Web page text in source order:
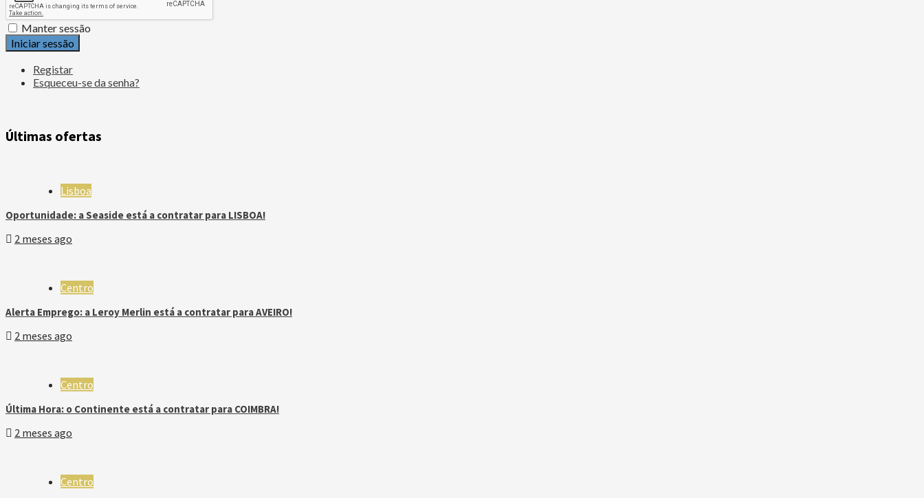
Manter sessão
Iniciar sessão
Registar
Esqueceu-se da senha?
Últimas ofertas
Lisboa
Oportunidade: a Seaside está a contratar para LISBOA!
2 meses ago
Centro
Alerta Emprego: a Leroy Merlin está a contratar para AVEIRO!
2 meses ago
Centro
Última Hora: o Continente está a contratar para COIMBRA!
2 meses ago
Centro